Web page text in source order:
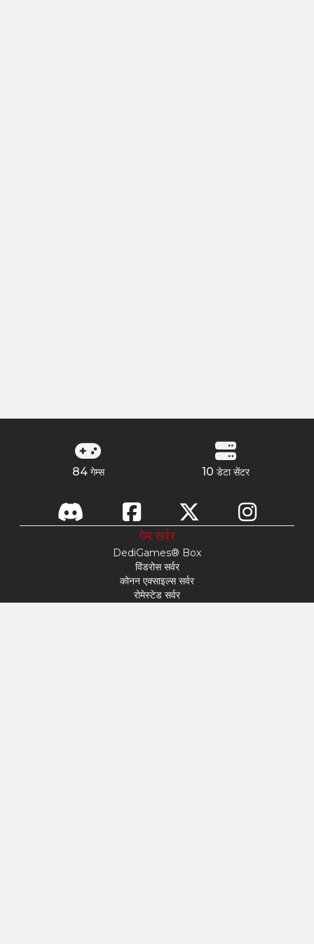
84 गेम्स 10 डेटा सेंटर
गेम सर्वर
DediGames® Box
विंडरोस सर्वर
कोनन एक्साइल्स सर्वर
रोमेस्टेड सर्वर